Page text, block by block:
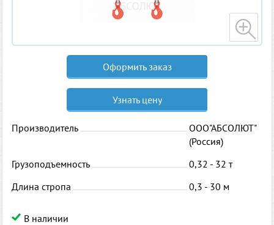
Оформить заказ
Узнать цену
Производитель
ООО"АБСОЛЮТ"
(Россия)
Грузоподъемность
0,32 - 32 т
Длина стропа
0,3 - 30 м
В наличии